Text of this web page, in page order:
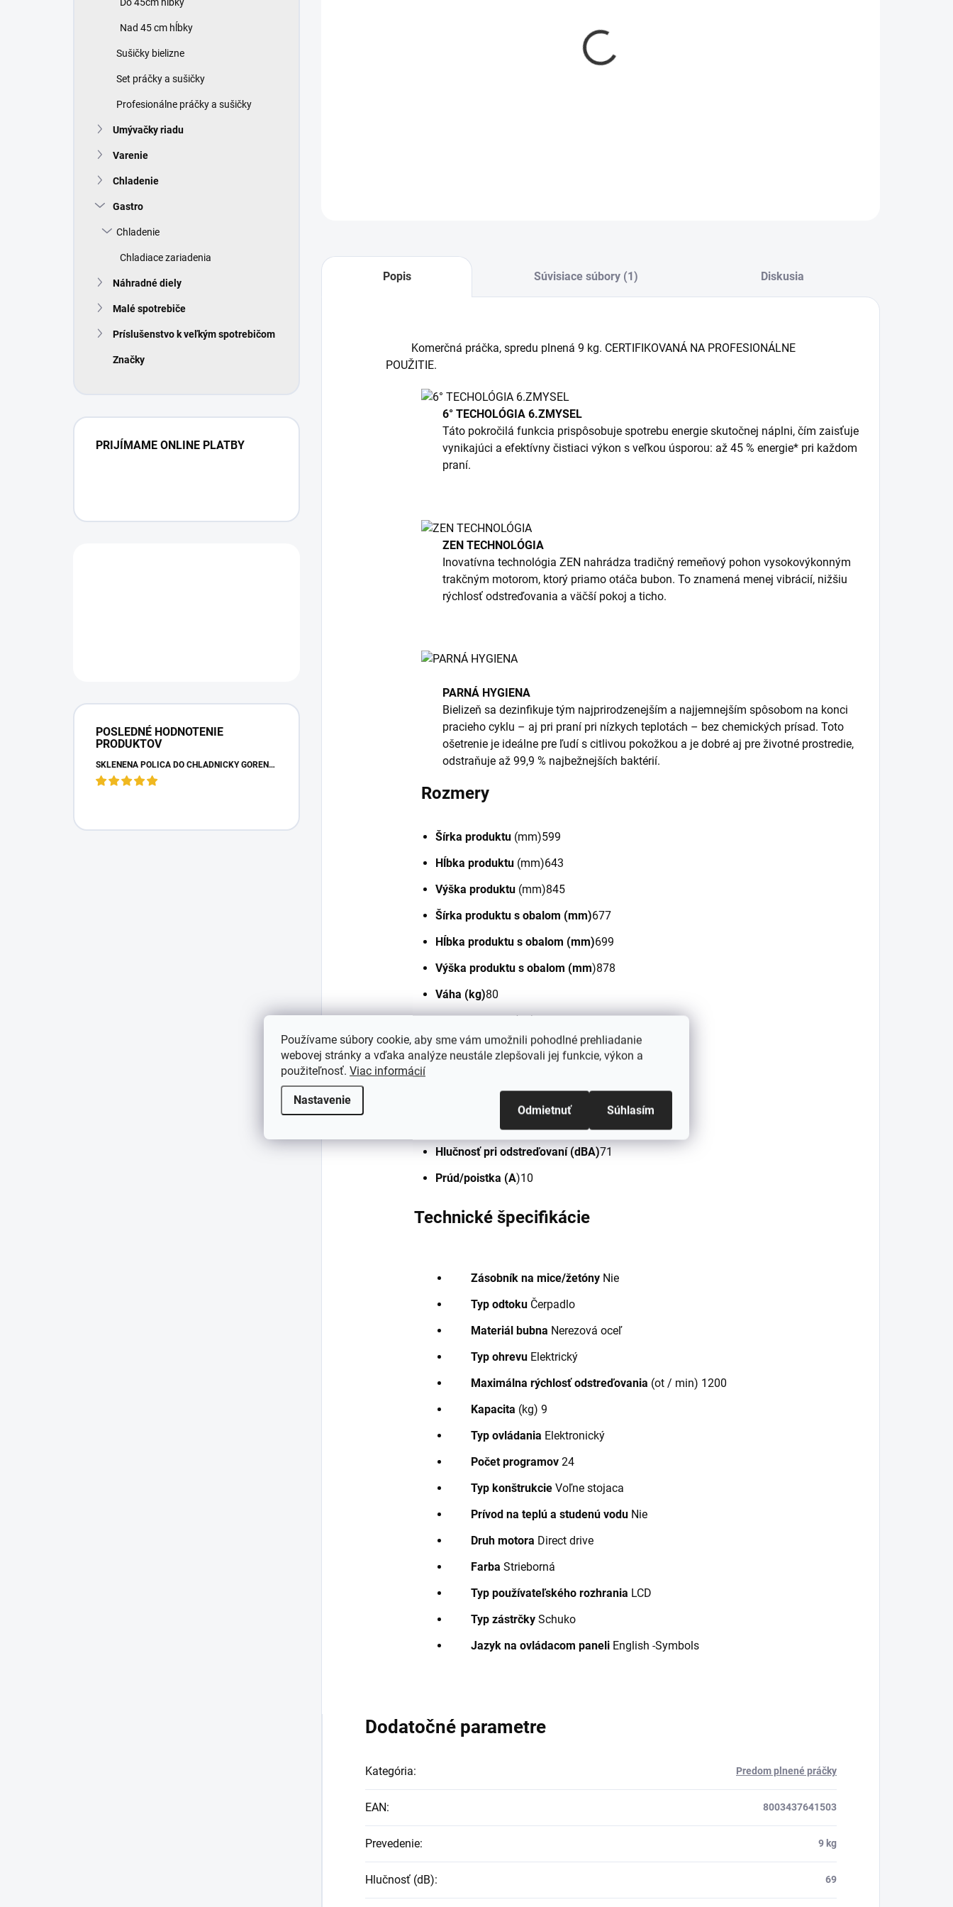
Používame súbory cookie, aby sme vám umožnili pohodlné prehliadanie
webovej stránky a vďaka analýze neustále zlepšovali jej funkcie, výkon a
použiteľnosť. Viac informácií
Nastavenie
Odmietnuť Súhlasím
Nad 45 cm hĺbky
Sušičky bielizne
Set práčky a sušičky
Profesionálne práčky a sušičky
Umývačky riadu
Varenie
Chladenie
Gastro
Chladenie
Chladiace zariadenia
Náhradné diely
Malé spotrebiče
Príslušenstvo k veľkým spotrebičom
Značky
PRIJÍMAME ONLINE PLATBY
POSLEDNÉ HODNOTENIE
PRODUKTOV
SKLENENÁ POLICA DO CHLADNIČKY GORENJE 163336
Popis Súvisiace súbory (1) Diskusia
Komerčná práčka, spredu plnená 9 kg. CERTIFIKOVANÁ NA PROFESIONÁLNE
POUŽITIE.
6° TECHOLÓGIA 6.ZMYSEL
Táto pokročilá funkcia prispôsobuje spotrebu energie skutočnej náplni, čím zaisťuje
vynikajúci a efektívny čistiaci výkon s veľkou úsporou: až 45 % energie* pri každom
praní.
ZEN TECHNOLÓGIA
Inovatívna technológia ZEN nahrádza tradičný remeňový pohon vysokovýkonným
trakčným motorom, ktorý priamo otáča bubon. To znamená menej vibrácií, nižšiu
rýchlosť odstreďovania a väčší pokoj a ticho.
PARNÁ HYGIENA
Bielizeň sa dezinfikuje tým najprirodzenejším a najjemnejším spôsobom na konci
pracieho cyklu – aj pri praní pri nízkych teplotách – bez chemických prísad. Toto
ošetrenie je ideálne pre ľudí s citlivou pokožkou a je dobré aj pre životné prostredie,
odstraňuje až 99,9 % najbežnejších baktérií.
Rozmery
Šírka produktu (mm)599
Hĺbka produktu (mm)643
Výška produktu (mm)845
Šírka produktu s obalom (mm)677
Hĺbka produktu s obalom (mm)699
Výška produktu s obalom (mm)878
Váha (kg)80
Elektrické pripojenie(W)1700
Objem bubna (L)
Hlučnosť pri odstreďovaní (dBA)71
Prúd/poistka (A)10
Technické špecifikácie
Zásobník na mice/žetóny Nie
Typ odtoku Čerpadlo
Materiál bubna Nerezová oceľ
Typ ohrevu Elektrický
Maximálna rýchlosť odstreďovania (ot / min) 1200
Kapacita (kg) 9
Typ ovládania Elektronický
Počet programov 24
Typ konštrukcie Voľne stojaca
Prívod na teplú a studenú vodu Nie
Druh motora Direct drive
Farba Strieborná
Typ používateľského rozhrania LCD
Typ zástrčky Schuko
Jazyk na ovládacom paneli English -Symbols
Dodatočné parametre
Kategória: Predom plnené práčky
EAN: 8003437641503
Prevedenie: 9 kg
Hlučnosť (dB): 69